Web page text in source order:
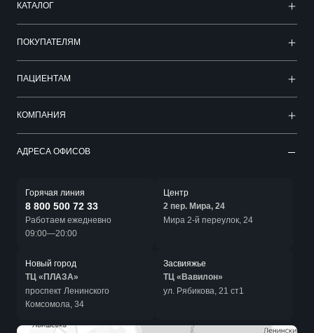
КАТАЛОГ
ПОКУПАТЕЛЯМ
ПАЦИЕНТАМ
КОМПАНИЯ
АДРЕСА ОФИСОВ
Горячая линия
8 800 500 72 33
Работаем ежедневно
09:00—20:00
Центр
2 пер. Мира, 24
Мира 2-й переулок, 24
Новый город
ТЦ «ПЛАЗА»
проспект Ленинского
Комсомола, 34
Засвияжье
ТЦ «Вавилон»
ул. Рябикова, 21 ст1